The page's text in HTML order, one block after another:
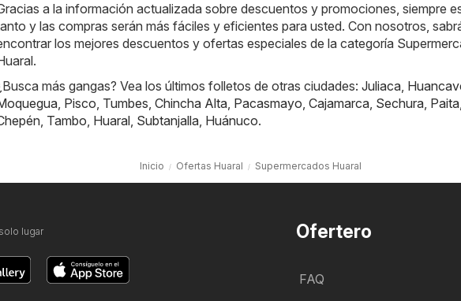
a la información actualizada sobre descuentos y promociones, siempre
y las compras serán más fáciles y eficientes para usted. Con nosotros,
los mejores descuentos y ofertas especiales de la categoría
más gangas? Vea los últimos folletos de otras ciudades: Juliaca,
, Pisco, Tumbes, Chincha Alta, Pacasmayo, Cajamarca, Sechura, Paita
, Tambo, Huaral, Subtanjalla, Huánuco.
Inicio Ofertas Huaral Supermercados Huaral
Ofertero
FAQ
lugar